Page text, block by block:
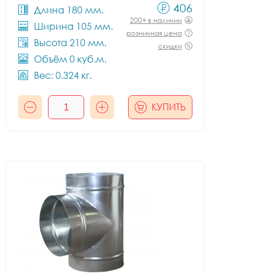
Длина 180 мм.
Ширина 105 мм.
Высота 210 мм.
Объём 0 куб.м.
Вес: 0.324 кг.
406
200+ в наличии
розничная цена
скидки
КУПИТЬ